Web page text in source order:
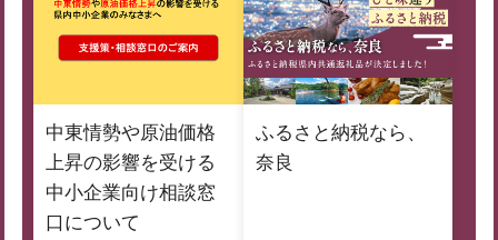
中東情勢や原油価格
上昇の影響を受ける
中小企業向け相談窓
口について
ふるさと納税なら、
奈良